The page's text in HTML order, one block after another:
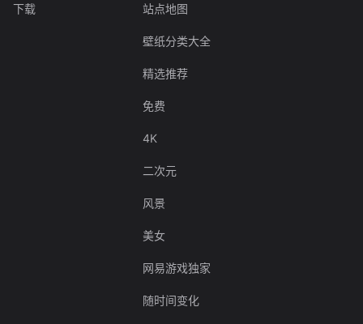
下载 站点地图
壁纸分类大全
精选推荐
免费
4K
二次元
风景
美女
网易游戏独家
随时间变化